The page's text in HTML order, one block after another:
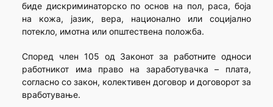
биде дискриминаторско по основ на пол, раса, боја
на кожа, јазик, вера, национално или социјално
потекло, имотна или општествена положба.
Според член 105 од Законот за работните односи
работникот има право на заработувачка – плата,
согласно со закон, колективен договор и договорот за
вработување.